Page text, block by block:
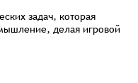
задач, которая
делая игровой